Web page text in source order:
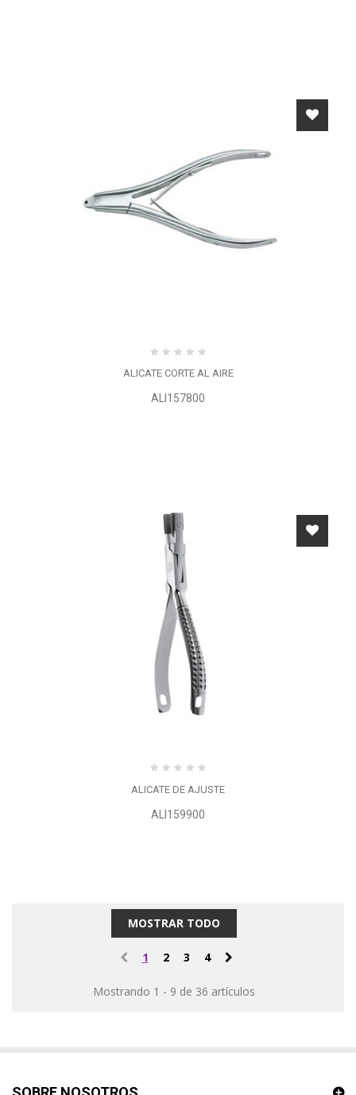
ALICATE CORTE AL AIRE
ALI157800
ALICATE DE AJUSTE
ALI159900
MOSTRAR TODO
1 2 3 4
Mostrando 1 - 9 de 36 artículos